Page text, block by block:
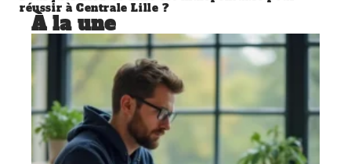
réussir à Centrale Lille ?
À la une